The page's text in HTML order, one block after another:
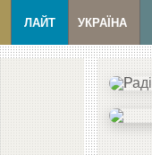
ЛАЙТ УКРАЇНА